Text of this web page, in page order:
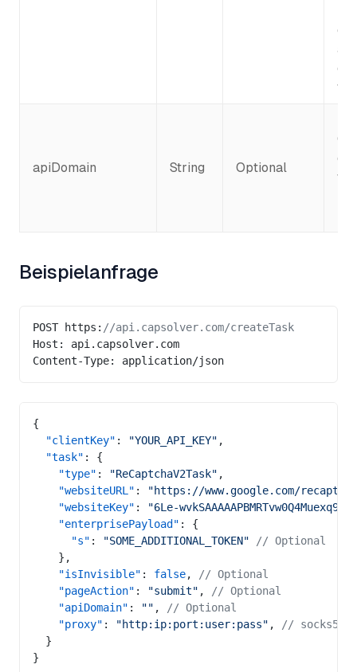
apiDomain String Optional
Beispielanfrage
POST https: //api.capsolver.com/createTask
Host: api.capsolver.com
Content-Type: application/json
{
  "clientKey"
: "YOUR_API_KEY" ,
  "task"
: {
    "type"
: "ReCaptchaV2Task" ,
    "websiteURL"
:
"https://www.google.com/
    "websiteKey"
:
"6Le-
    "enterprisePayload"
: {
      "s"
: "SOME_ADDITIONAL_TOKEN" // Optional
    },
    "isInvisible"
: false,
// Optional
    "pageAction"
: "submit" ,
// Optional
    "apiDomain"
: "" ,
// Optional
    "proxy"
: "http:ip:port:user:pass" ,
//
  }
}